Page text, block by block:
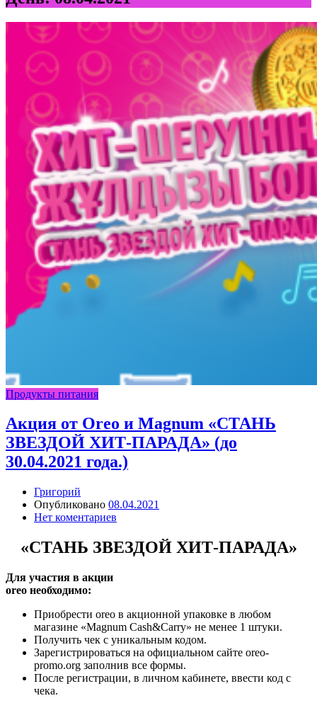
Продукты питания
Акция от Oreo и Magnum «СТАНЬ
ЗВЕЗДОЙ ХИТ-ПАРАДА» (до
30.04.2021 года.)
Григорий
Опубликовано 08.04.2021
Нет коментариев
«СТАНЬ ЗВЕЗДОЙ ХИТ-ПАРАДА»
Для участия в акции
oreo необходимо:
Приобрести oreo в акционной упаковке в любом
магазине «Magnum Cash&Carry» не менее 1 штуки.
Получить чек с уникальным кодом.
Зарегистрироваться на официальном сайте oreo-
promo.org заполнив все формы.
После регистрации, в личном кабинете, ввести код с
чека.